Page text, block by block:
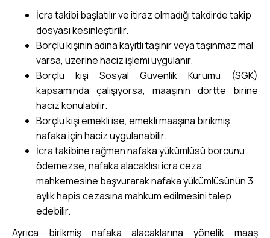
İcra takibi başlatılır ve itiraz olmadığı takdirde takip
dosyası kesinleştirilir.
Borçlu kişinin adına kayıtlı taşınır veya taşınmaz mal
varsa, üzerine haciz işlemi uygulanır.
Borçlu kişi Sosyal Güvenlik Kurumu (SGK)
kapsamında çalışıyorsa, maaşının dörtte birine
haciz konulabilir.
Borçlu kişi emekli ise, emekli maaşına birikmiş
nafaka için haciz uygulanabilir.
İcra takibine rağmen nafaka yükümlüsü borcunu
ödemezse, nafaka alacaklısı icra ceza
mahkemesine başvurarak nafaka yükümlüsünün 3
aylık hapis cezasına mahkum edilmesini talep
edebilir.
Ayrıca birikmiş nafaka alacaklarına yönelik maaş